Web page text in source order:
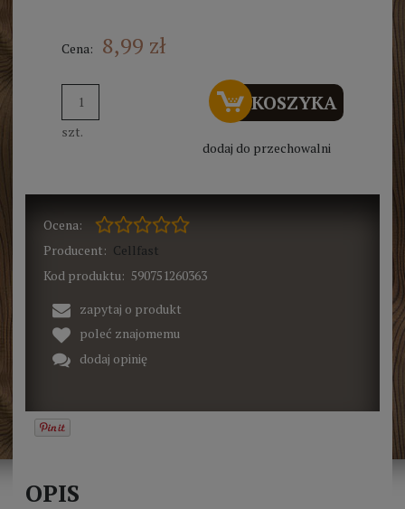
Cena: 8,99 zł
szt.
DO KOSZYKA
dodaj do przechowalni
Ocena:
Producent: Cellfast
Kod produktu: 590751260363
zapytaj o produkt
poleć znajomemu
dodaj opinię
OPIS